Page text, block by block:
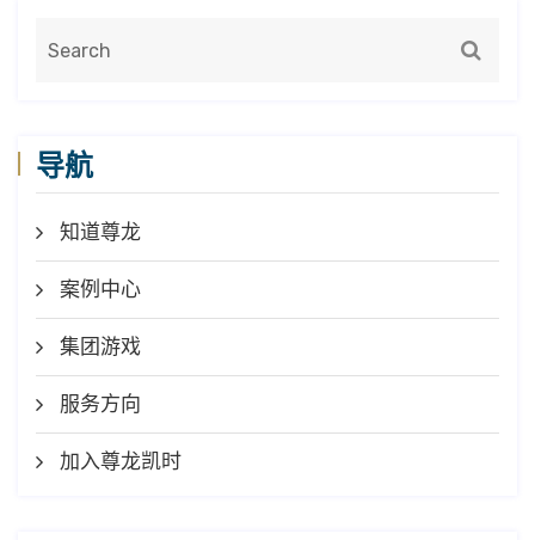
导航
知道尊龙
案例中心
集团游戏
服务方向
加入尊龙凯时